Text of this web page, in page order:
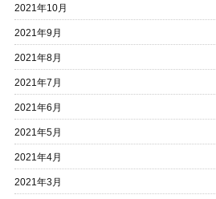
2021年10月
2021年9月
2021年8月
2021年7月
2021年6月
2021年5月
2021年4月
2021年3月